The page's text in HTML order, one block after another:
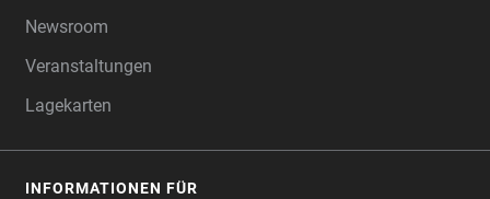
Newsroom
Veranstaltungen
Lagekarten
INFORMATIONEN FÜR